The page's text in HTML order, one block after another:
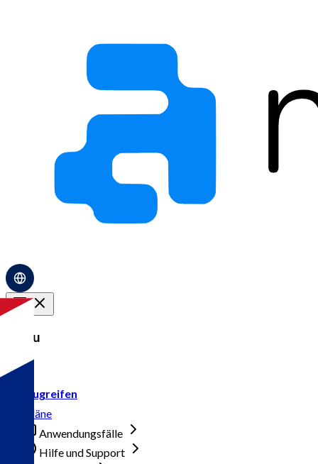
Menu
Zugreifen
Pläne
Anwendungsfälle
Hilfe und Support